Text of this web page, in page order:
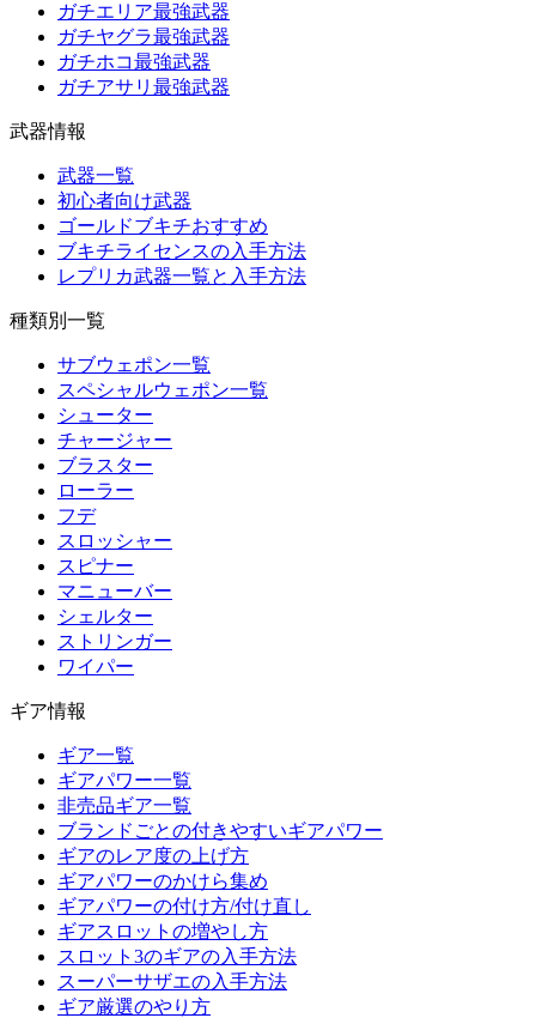
ガチエリア最強武器
ガチヤグラ最強武器
ガチホコ最強武器
ガチアサリ最強武器
武器情報
武器一覧
初心者向け武器
ゴールドブキチおすすめ
ブキチライセンスの入手方法
レプリカ武器一覧と入手方法
種類別一覧
サブウェポン一覧
スペシャルウェポン一覧
シューター
チャージャー
ブラスター
ローラー
フデ
スロッシャー
スピナー
マニューバー
シェルター
ストリンガー
ワイパー
ギア情報
ギア一覧
ギアパワー一覧
非売品ギア一覧
ブランドごとの付きやすいギアパワー
ギアのレア度の上げ方
ギアパワーのかけら集め
ギアパワーの付け方/付け直し
ギアスロットの増やし方
スロット3のギアの入手方法
スーパーサザエの入手方法
ギア厳選のやり方